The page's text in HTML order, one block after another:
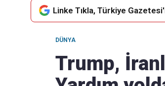
Linke Tıkla, Türkiye
DÜNYA
Trump,